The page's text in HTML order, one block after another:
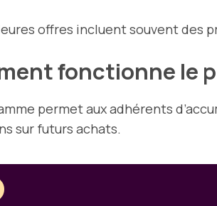
offres incluent souvent des
fonctionne le
permet aux adhérents
sur futurs achats.